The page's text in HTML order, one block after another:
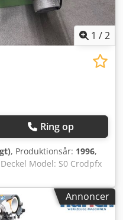
1 /2
Ring op
, Produktionsår: 1996,
Model: S0 Crodpfx
Maskinnr.:
flange -
Maskinen svarer
Annoncer